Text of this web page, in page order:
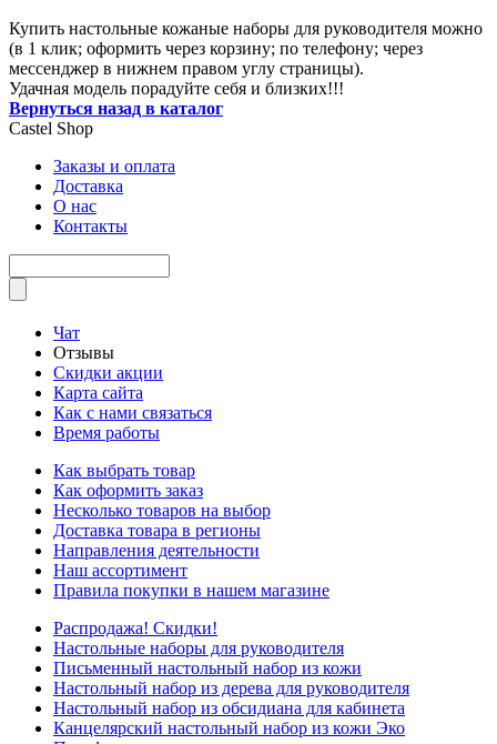
Купить настольные кожаные наборы для руководителя можно
(в 1 клик; оформить через корзину; по телефону; через
мессенджер в нижнем правом углу страницы).
Удачная модель порадуйте себя и близких!!!
Вернуться назад в каталог
Castel Shop
Заказы и оплата
Доставка
О нас
Контакты
Чат
Отзывы
Скидки акции
Карта сайта
Как с нами связаться
Время работы
Как выбрать товар
Как оформить заказ
Несколько товаров на выбор
Доставка товара в регионы
Направления деятельности
Наш ассортимент
Правила покупки в нашем магазине
Распродажа! Скидки!
Настольные наборы для руководителя
Письменный настольный набор из кожи
Настольный набор из дерева для руководителя
Настольный набор из обсидиана для кабинета
Канцелярский настольный набор из кожи Эко